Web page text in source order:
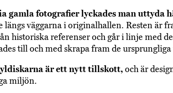
gamla fotografier lyckades man uttyda
längs väggarna i originalhallen. Resten är
historiska referenser och går i linje med
till och med skrapa fram de
är ett nytt tillskott,och är
miljön.